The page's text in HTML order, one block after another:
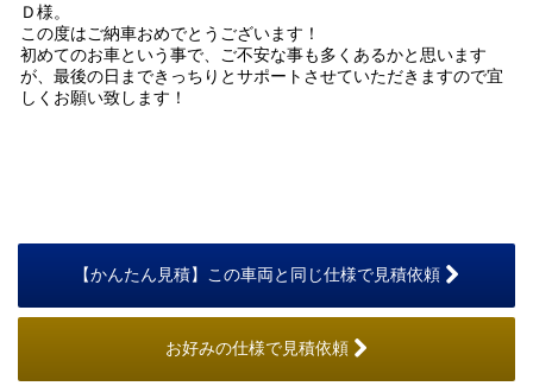
Ｄ様。
この度はご納車おめでとうございます！
初めてのお車という事で、ご不安な事も多くあるかと思います
が、最後の日まできっちりとサポートさせていただきますので宜
しくお願い致します！
【かんたん見積】この車両と同じ仕様で見積依頼
お好みの仕様で見積依頼